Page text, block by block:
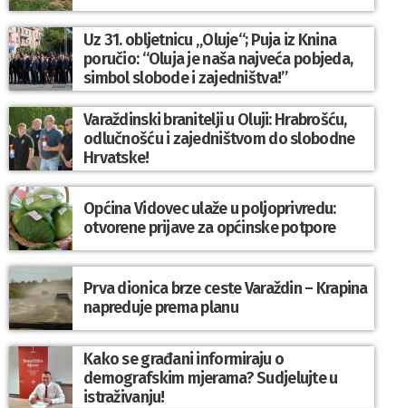
Uz 31. obljetnicu „Oluje“; Puja iz Knina
poručio: “Oluja je naša najveća pobjeda,
simbol slobode i zajedništva!”
Varaždinski branitelji u Oluji: Hrabrošću,
odlučnošću i zajedništvom do slobodne
Hrvatske!
Općina Vidovec ulaže u poljoprivredu:
otvorene prijave za općinske potpore
Prva dionica brze ceste Varaždin – Krapina
napreduje prema planu
Kako se građani informiraju o
demografskim mjerama? Sudjelujte u
istraživanju!